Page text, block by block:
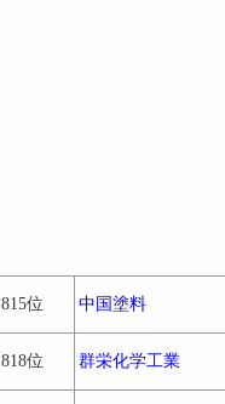
815位 中国塗料
818位 群栄化学工業